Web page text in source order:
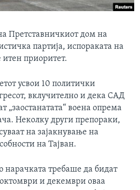
Претставничкиот дом на
партија, испораката на
итен приоритет.
усвои 10 политички
вклучително и дека САД
„заостанатата“ воена опрема
Неколку други препораки,
на зајакнување на
на Тајван.
нарачката требаше да бидат
и декември оваа